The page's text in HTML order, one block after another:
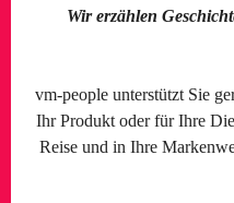
Wir erzählen
vm-people unterstützt Sie
Ihr Produkt oder für Ihre
Reise und in Ihre